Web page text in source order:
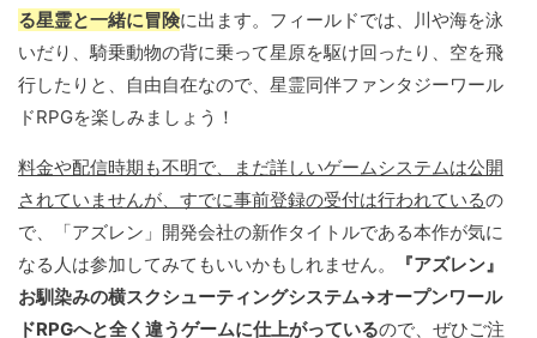
る星霊と一緒に冒険に出ます。フィールドでは、川や海を泳
いだり、騎乗動物の背に乗って星原を駆け回ったり、空を飛
行したりと、自由自在なので、星霊同伴ファンタジーワール
ドRPGを楽しみましょう！
料金や配信時期も不明で、まだ詳しいゲームシステムは公開
されていませんが、すでに事前登録の受付は行われているの
で、「アズレン」開発会社の新作タイトルである本作が気に
なる人は参加してみてもいいかもしれません。
『アズレン』
お馴染みの横スクシューティングシステム→オープンワール
ドRPGへと全く違うゲームに仕上がっているので、ぜひご注